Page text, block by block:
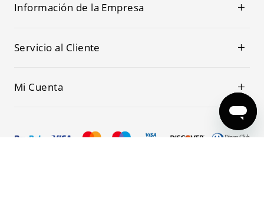
Información de la Empresa
Servicio al Cliente
Mi Cuenta